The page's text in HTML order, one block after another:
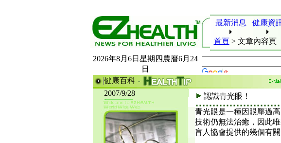
最新消息
健康資
首頁> 文章內容頁
2026年8月6日星期四農曆6月24
日
健康百科
2007/9/28
認識青光眼！
青光眼是一種因眼壓過
技術仍無法治癒，因此
盲人協會提供的幾個有